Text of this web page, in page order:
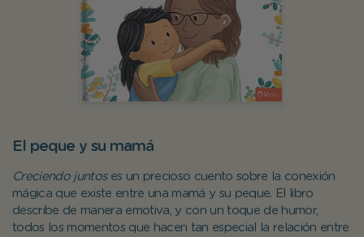
El peque y su mamá
Creciendo juntoses un precioso cuento sobre la conexión
mágica que existe entre una mamá y su peque. El libro
describe de manera emotiva, y con un toque de humor,
todos los momentos que hacen tan especial la relación entre